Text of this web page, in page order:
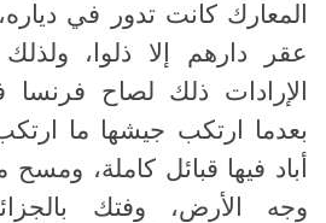
المعارك كانت تدور في
عقر دارهم إلا ذلوا،
الإرادات ذلك لصاح فرنسا
بعدما ارتكب جيشها ما
أباد فيها قبائل كاملة،
وجه الأرض، وفتك